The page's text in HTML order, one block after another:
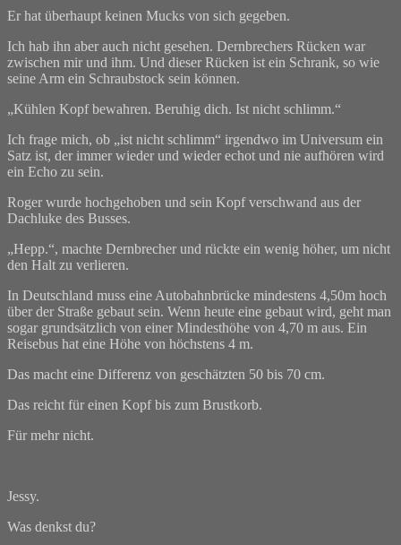
Er hat überhaupt keinen Mucks von sich gegeben.
Ich hab ihn aber auch nicht gesehen. Dernbrechers Rücken war
zwischen mir und ihm. Und dieser Rücken ist ein Schrank, so wie
seine Arm ein Schraubstock sein können.
„Kühlen Kopf bewahren. Beruhig dich. Ist nicht schlimm.“
Ich frage mich, ob „ist nicht schlimm“ irgendwo im Universum ein
Satz ist, der immer wieder und wieder echot und nie aufhören wird
ein Echo zu sein.
Roger wurde hochgehoben und sein Kopf verschwand aus der
Dachluke des Busses.
„Hepp.“, machte Dernbrecher und rückte ein wenig höher, um nicht
den Halt zu verlieren.
In Deutschland muss eine Autobahnbrücke mindestens 4,50m hoch
über der Straße gebaut sein. Wenn heute eine gebaut wird, geht man
sogar grundsätzlich von einer Mindesthöhe von 4,70 m aus. Ein
Reisebus hat eine Höhe von höchstens 4 m.
Das macht eine Differenz von geschätzten 50 bis 70 cm.
Das reicht für einen Kopf bis zum Brustkorb.
Für mehr nicht.
Jessy.
Was denkst du?